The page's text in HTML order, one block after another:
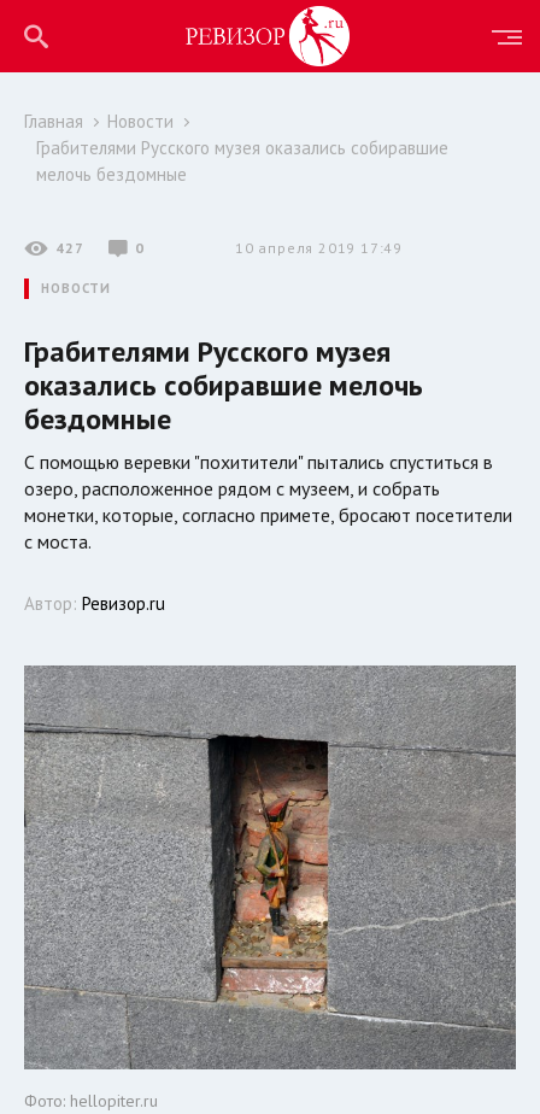
Главная
Новости
Грабителями Русского музея оказались собиравшие
мелочь бездомные
427 0 10 апреля 2019 17:49
НОВОСТИ
Грабителями Русского музея
оказались собиравшие мелочь
бездомные
С помощью веревки "похитители" пытались спуститься в
озеро, расположенное рядом с музеем, и собрать
монетки, которые, согласно примете, бросают посетители
с моста.
Автор: Ревизор.ru
Фото: hellopiter.ru